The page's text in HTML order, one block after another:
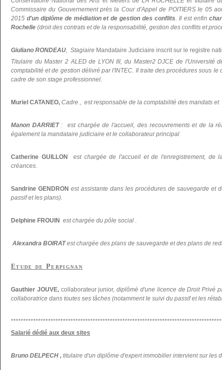
Commissaire du Gouvernement près la Cour d'Appel de POITIERS le 05
2015 d'un diplôme de médiation et de gestion des conflits. Il est enfin
Rochelle (droit des contrats et de la responsabilité, gestion des conflits et
Giuliano RONDEAU, Stagiaire Mandataire Judiciaire inscrit sur le registre
Titulaire du Master 2 ALED de LYON III, du Master2 DJCE de l'Université
comptabilité et de gestion délivré par l'INTEC. Il traite des procédures sous
cadre de son stage professionnel.
Muriel CATANEO, Cadre , est responsable de la comptabilité des mandats et
Manon DARRIET: est chargée de l'accueil, des recouvrements et de la
également la mandataire judiciaire et le collaborateur principal
Catherine GUILLON
est chargée de l'accueil et de l'enregistrement, de
créances.
Sandrine GENDRON est assistante dans les procédures de sauvegarde et
passif et les plans).
Delphine FROUIN est chargée du pôle social .
Alexandra BOIRAT est chargée des plans de sauvegarde et des plans de
Etude de Perpignan
Gauthier JOUVE, collaborateur junior, diplômé d'une licence de Droit Privé
collaboratrice dans toutes ses tâches (notamment le suivi du passif et les
Salarié dédié aux deux sites
Bruno DELPECH , titulaire d'un diplôme d'expert immobilier intervient sur les